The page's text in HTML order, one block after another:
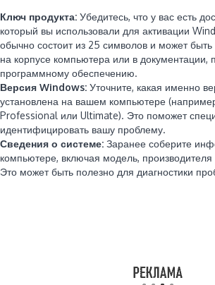
Ключ продукта: Убедитесь, что у вас есть
который вы использовали для активации
обычно состоит из 25 символов и может
на корпусе компьютера или в документации,
программному обеспечению.
Версия Windows: Уточните, какая именно
установлена на вашем компьютере
Professional или Ultimate). Это поможет
идентифицировать вашу проблему.
Сведения о системе: Заранее соберите
компьютере, включая модель, производителя
Это может быть полезно для диагностики